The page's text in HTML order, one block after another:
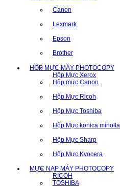
Canon
Lexmark
Epson
Brother
HỘP MỰC MÁY PHOTOCOPY
Hộp Mực Xerox
Hộp mực Canon
Hộp Mực Ricoh
Hộp Mực Toshiba
Hộp Mực konica minolta
Hộp Mực Sharp
Hộp Mực Kyocera
MỰC NẠP MÁY PHOTOCOPY
RICOH
TOSHIBA